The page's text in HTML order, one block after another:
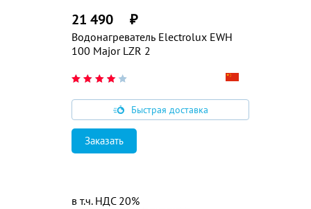
Водонагреватель Electrolux EWH
100 Major LZR 2
21 490 ₽
Быстрая доставка
Заказать
в т.ч. НДС 20%